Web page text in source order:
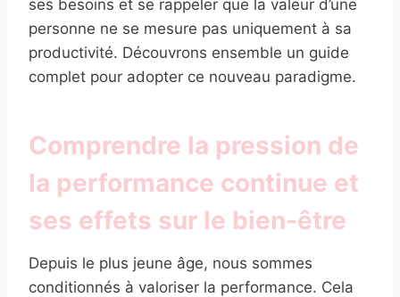
ses besoins et se rappeler que la valeur d’une
personne ne se mesure pas uniquement à sa
productivité. Découvrons ensemble un guide
complet pour adopter ce nouveau paradigme.
Comprendre la pression de
la performance continue et
ses effets sur le bien-être
Depuis le plus jeune âge, nous sommes
conditionnés à valoriser la performance. Cela